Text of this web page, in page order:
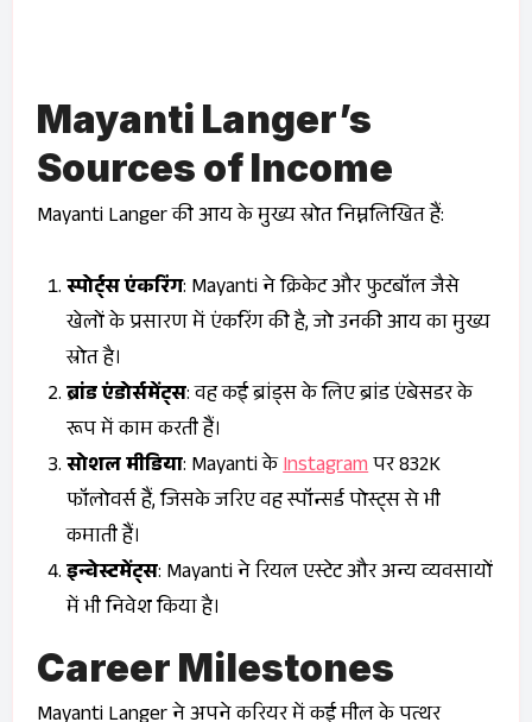
Mayanti Langer’s
Sources of Income
Mayanti Langer की आय के मुख्य स्रोत निम्नलिखित हैं:
स्पोर्ट्स एंकरिंग: Mayanti ने क्रिकेट और फुटबॉल जैसे
खेलों के प्रसारण में एंकरिंग की है, जो उनकी आय का मुख्य
स्रोत है।
ब्रांड एंडोर्समेंट्स: वह कई ब्रांड्स के लिए ब्रांड एंबेसडर के
रूप में काम करती हैं।
सोशल मीडिया: Mayanti केInstagramपर 832K
फॉलोवर्स हैं, जिसके जरिए वह स्पॉन्सर्ड पोस्ट्स से भी
कमाती हैं।
इन्वेस्टमेंट्स: Mayanti ने रियल एस्टेट और अन्य व्यवसायों
में भी निवेश किया है।
Career Milestones